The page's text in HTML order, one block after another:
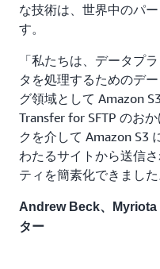
な技術は、世界中のパ
す。
「私たちは、データプ
タを処理するためのデ
グ領域として Amazon
Transfer for SFTP のお
クを介して Amazon S3
わたるサイトから送信
ティを簡素化できました
Andrew Beck、Myriota
ター